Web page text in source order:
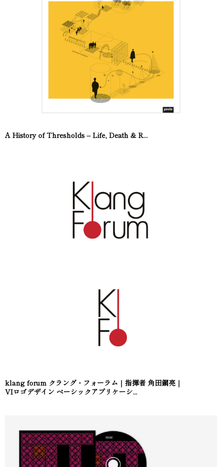
A History of Thresholds – Life, Death & R...
klang forum クラング・フォーラム｜指揮者 角田鋼亮｜
VIロゴデザイン ベーシックアプリケーシ...